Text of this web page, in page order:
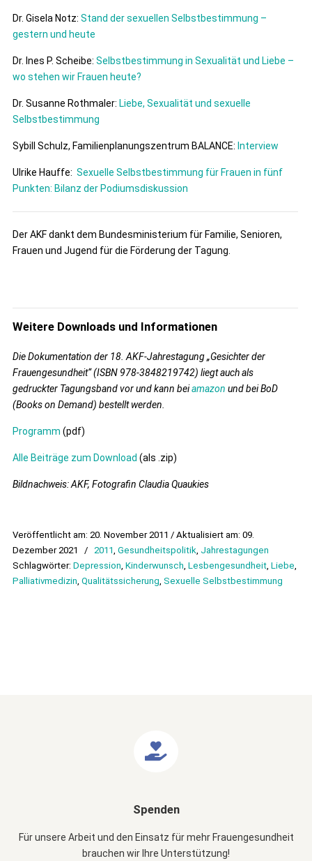
Dr. Gisela Notz: Stand der sexuellen Selbstbestimmung –
gestern und heute
Dr. Ines P. Scheibe: Selbstbestimmung in Sexualität und Liebe –
wo stehen wir Frauen heute?
Dr. Susanne Rothmaler: Liebe, Sexualität und sexuelle
Selbstbestimmung
Sybill Schulz, Familienplanungszentrum BALANCE: Interview
Ulrike Hauffe: Sexuelle Selbstbestimmung für Frauen in fünf
Punkten: Bilanz der Podiumsdiskussion
Der AKF dankt dem Bundesministerium für Familie, Senioren,
Frauen und Jugend für die Förderung der Tagung.
Weitere Downloads und Informationen
Die Dokumentation der 18. AKF-Jahrestagung „Gesichter der
Frauengesundheit“ (ISBN 978-3848219742) liegt auch als
gedruckter Tagungsband vor und kann beiamazon und bei BoD
(Books on Demand) bestellt werden.
Programm (pdf)
Alle Beiträge zum Download (als .zip)
Bildnachweis: AKF, Fotografin Claudia Quaukies
Veröffentlicht am: 20. November 2011 / Aktualisiert am: 09.
Dezember 2021
/ 2011, Gesundheitspolitik, Jahrestagungen
Schlagwörter: Depression, Kinderwunsch, Lesbengesundheit, Liebe,
Palliativmedizin, Qualitätssicherung, Sexuelle Selbstbestimmung
Spenden
Für unsere Arbeit und den Einsatz für mehr Frauengesundheit
brauchen wir Ihre Unterstützung!